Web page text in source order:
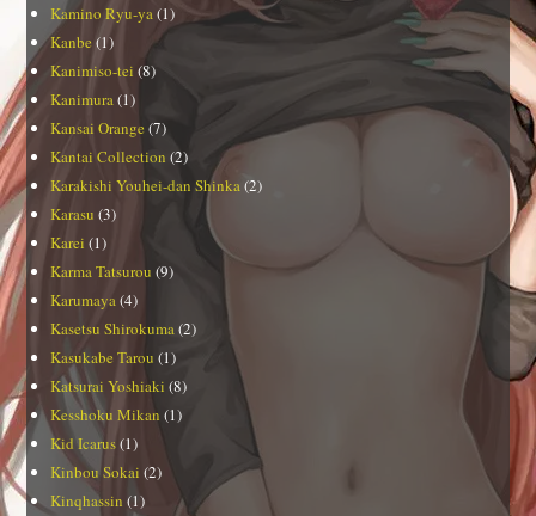
Kamino Ryu-ya (1)
Kanbe (1)
Kanimiso-tei (8)
Kanimura (1)
Kansai Orange (7)
Kantai Collection (2)
Karakishi Youhei-dan Shinka (2)
Karasu (3)
Karei (1)
Karma Tatsurou (9)
Karumaya (4)
Kasetsu Shirokuma (2)
Kasukabe Tarou (1)
Katsurai Yoshiaki (8)
Kesshoku Mikan (1)
Kid Icarus(1)
Kinbou Sokai (2)
Kinqhassin (1)